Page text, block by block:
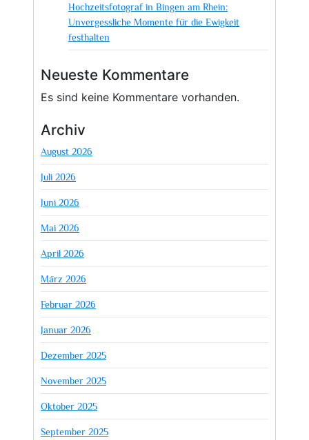
Hochzeitsfotograf in Bingen am Rhein:
Unvergessliche Momente für die Ewigkeit
festhalten
Neueste Kommentare
Es sind keine Kommentare vorhanden.
Archiv
August 2026
Juli 2026
Juni 2026
Mai 2026
April 2026
März 2026
Februar 2026
Januar 2026
Dezember 2025
November 2025
Oktober 2025
September 2025